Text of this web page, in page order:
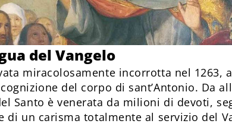
del Vangelo
miracolosamente incorrotta nel 1263,
del corpo di sant’Antonio. Da
Santo è venerata da milioni di devoti,
di un carisma totalmente al servizio del